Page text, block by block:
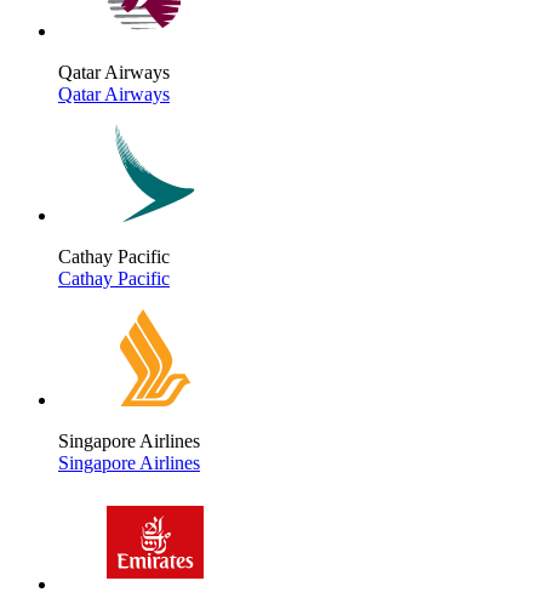
Qatar Airways
Qatar Airways
Cathay Pacific
Cathay Pacific
Singapore Airlines
Singapore Airlines